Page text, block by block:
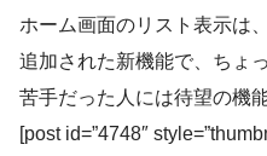
ホーム画面のリスト表示は
追加された新機能で、ちょ
苦手だった人には待望の機
[post id=”4748″